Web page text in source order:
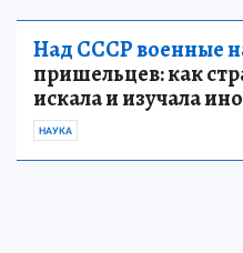
Над СССР военные
пришельцев: как
искала и изучала
НАУКА